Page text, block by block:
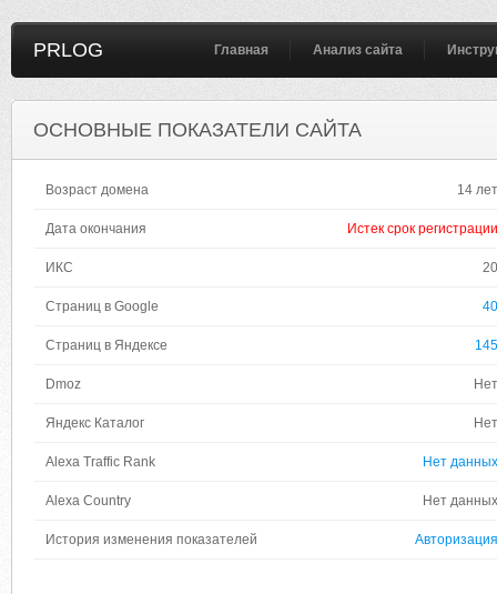
PRLOG Главная Анализ сайта
ОСНОВНЫЕ ПОКАЗАТЕЛИ САЙТА
Возраст домена 14 лет
Дата окончания Истек срок регистрации
ИКС 20
Страниц в Google 40
Страниц в Яндексе 145
Dmoz Нет
Яндекс Каталог Нет
Alexa Traffic Rank Нет данных
Alexa Country Нет данных
История изменения показателей Авторизация